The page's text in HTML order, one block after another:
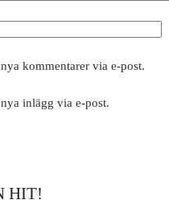
kommentarer via e-post.
inlägg via e-post.
HIT!